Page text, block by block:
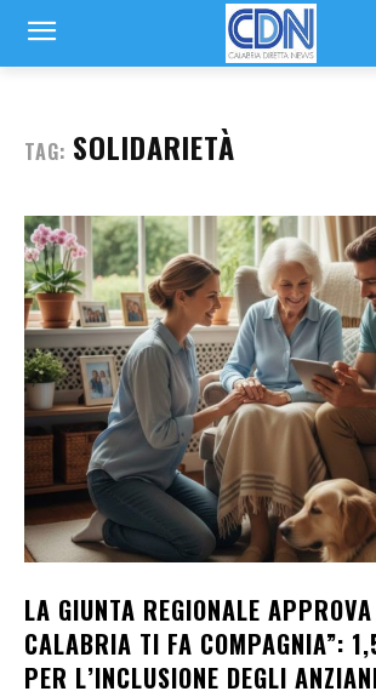
TAG: SOLIDARIETÀ
LA GIUNTA REGIONALE
CALABRIA TI FA COMPAGNIA”:
PER L’INCLUSIONE DEGLI